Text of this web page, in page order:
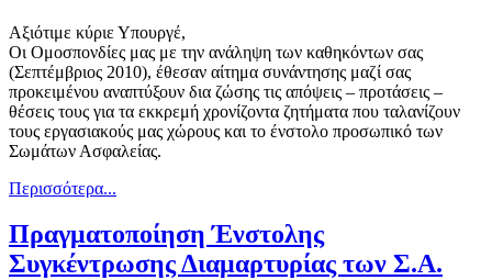
Αξιότιμε κύριε Υπουργέ,
Οι Ομοσπονδίες μας με την ανάληψη των καθηκόντων σας
(Σεπτέμβριος 2010), έθεσαν αίτημα συνάντησης μαζί σας
προκειμένου αναπτύξουν δια ζώσης τις απόψεις – προτάσεις –
θέσεις τους για τα εκκρεμή χρονίζοντα ζητήματα που ταλανίζουν
τους εργασιακούς μας χώρους και το ένστολο προσωπικό των
Σωμάτων Ασφαλείας.
Περισσότερα...
Πραγματοποίηση Ένστολης
Συγκέντρωσης Διαμαρτυρίας των Σ.Α.